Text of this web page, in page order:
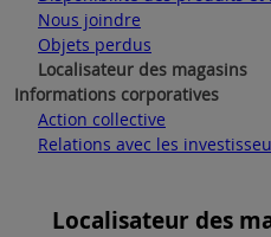
Nous joindre
Objets perdus
Localisateur des magasins
Informations corporatives
Action collective
Relations avec les
Localisateur des